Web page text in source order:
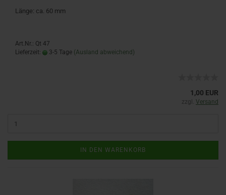
Länge: ca. 60 mm
Art.Nr.: Qt 47
Lieferzeit:
3-5 Tage (Ausland abweichend)
1,00 EUR
zzgl. Versand
IN DEN WARENKORB